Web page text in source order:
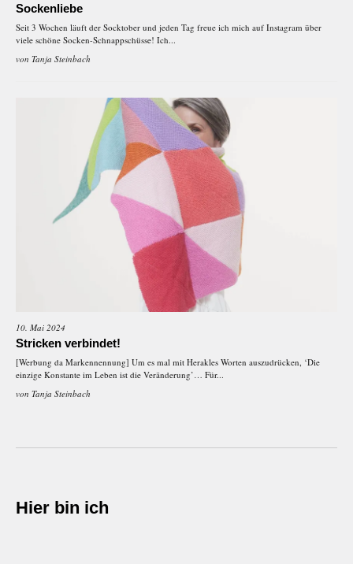
Sockenliebe
Seit 3 Wochen läuft der Socktober und jeden Tag freue ich mich auf Instagram über
viele schöne Socken-Schnappschüsse! Ich...
von Tanja Steinbach
10. Mai 2024
Stricken verbindet!
[Werbung da Markennennung] Um es mal mit Herakles Worten auszudrücken, ‘Die
einzige Konstante im Leben ist die Veränderung’… Für...
von Tanja Steinbach
Hier bin ich